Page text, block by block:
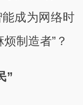
成为网络时
制造者”？
”